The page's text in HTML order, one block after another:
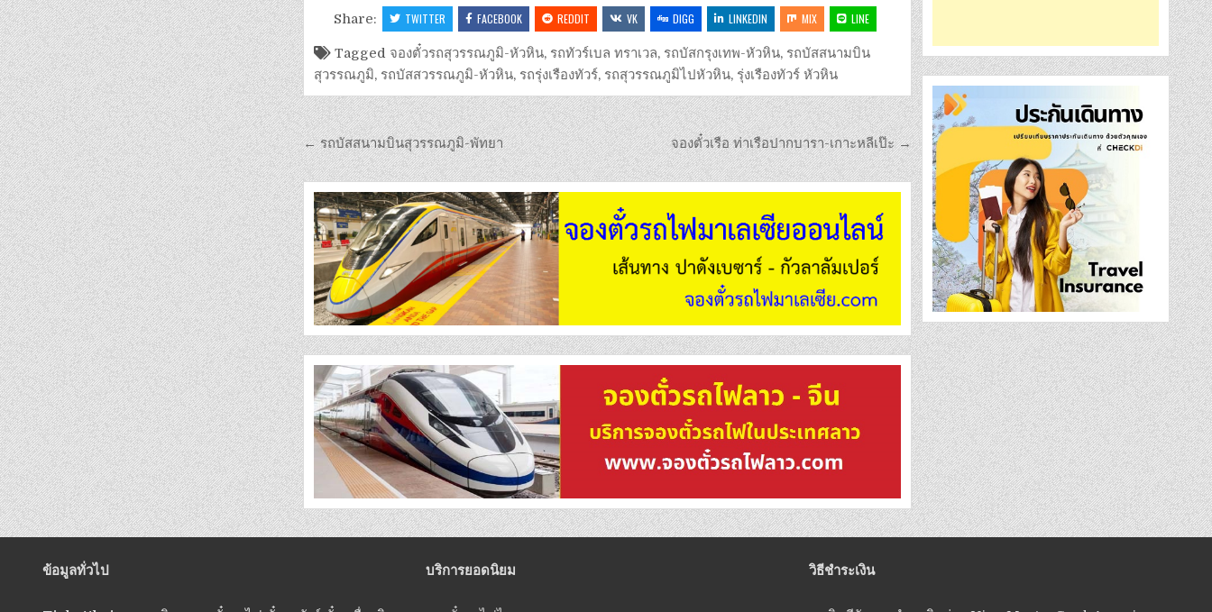
Share: TWITTER FACEBOOK REDDIT VK DIGG LINKEDIN MIX LINE
Tagged จองตั๋วรถสุวรรณภูมิ-หัวหิน, รถทัวร์เบล ทราเวล, รถบัสกรุงเทพ-หัวหิน, รถบัสสนามบิน
สุวรรณภูมิ, รถบัสสวรรณภูมิ-หัวหิน, รถรุ่งเรืองทัวร์, รถสุวรรณภูมิไปหัวหิน, รุ่งเรืองทัวร์ หัวหิน
จองตั๋วเรือ ท่าเรือปากบารา-เกาะหลีเป๊ะ →
← รถบัสสนามบินสุวรรณภูมิ-พัทยา
ข้อมูลทั่วไป บริการยอดนิยม วิธีชำระเงิน